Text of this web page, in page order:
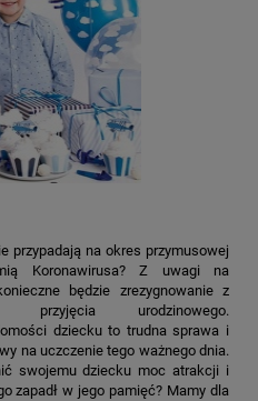
przypadają na okres przymusowej
Koronawirusa? Z uwagi na
będzie zrezygnowanie z
przyjęcia urodzinowego.
dziecku to trudna sprawa i
na uczczenie tego ważnego dnia.
swojemu dziecku moc atrakcji i
zapadł w jego pamięć? Mamy dla